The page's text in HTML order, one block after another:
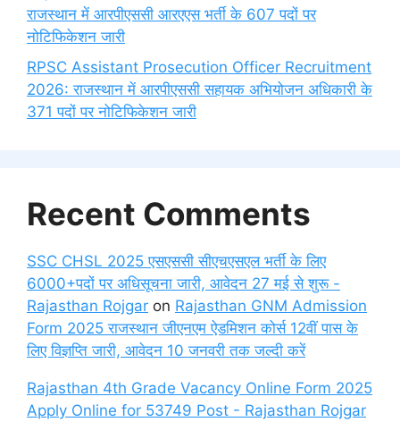
राजस्थान में आरपीएससी आरएएस भर्ती के 607 पदों पर
नोटिफिकेशन जारी
RPSC Assistant Prosecution Officer Recruitment
2026: राजस्थान में आरपीएससी सहायक अभियोजन अधिकारी के
371 पदों पर नोटिफिकेशन जारी
Recent Comments
SSC CHSL 2025 एसएससी सीएचएसएल भर्ती के लिए
6000+पदों पर अधिसूचना जारी, आवेदन 27 मई से शुरू -
Rajasthan Rojgar on Rajasthan GNM Admission
Form 2025 राजस्थान जीएनएम ऐडमिशन कोर्स 12वीं पास के
लिए विज्ञप्ति जारी, आवेदन 10 जनवरी तक जल्दी करें
Rajasthan 4th Grade Vacancy Online Form 2025
Apply Online for 53749 Post - Rajasthan Rojgar